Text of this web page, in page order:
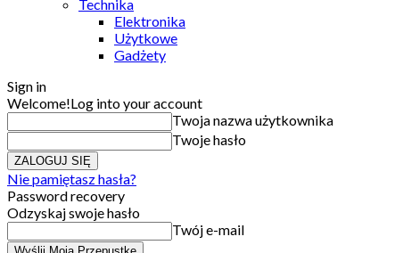
Technika
Elektronika
Użytkowe
Gadżety
Sign in
Welcome!Log into your account
Twoja nazwa użytkownika
Twoje hasło
Nie pamiętasz hasła?
Password recovery
Odzyskaj swoje hasło
Twój e-mail